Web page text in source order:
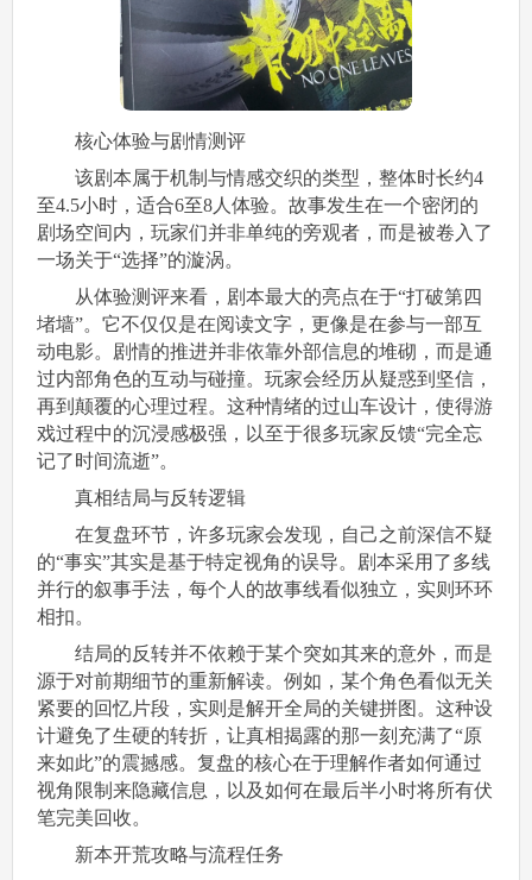
核心体验与剧情测评
该剧本属于机制与情感交织的类型，整体时长约4
至4.5小时，适合6至8人体验。故事发生在一个密闭的
剧场空间内，玩家们并非单纯的旁观者，而是被卷入了
一场关于“选择”的漩涡。
从体验测评来看，剧本最大的亮点在于“打破第四
堵墙”。它不仅仅是在阅读文字，更像是在参与一部互
动电影。剧情的推进并非依靠外部信息的堆砌，而是通
过内部角色的互动与碰撞。玩家会经历从疑惑到坚信，
再到颠覆的心理过程。这种情绪的过山车设计，使得游
戏过程中的沉浸感极强，以至于很多玩家反馈“完全忘
记了时间流逝”。
真相结局与反转逻辑
在复盘环节，许多玩家会发现，自己之前深信不疑
的“事实”其实是基于特定视角的误导。剧本采用了多线
并行的叙事手法，每个人的故事线看似独立，实则环环
相扣。
结局的反转并不依赖于某个突如其来的意外，而是
源于对前期细节的重新解读。例如，某个角色看似无关
紧要的回忆片段，实则是解开全局的关键拼图。这种设
计避免了生硬的转折，让真相揭露的那一刻充满了“原
来如此”的震撼感。复盘的核心在于理解作者如何通过
视角限制来隐藏信息，以及如何在最后半小时将所有伏
笔完美回收。
新本开荒攻略与流程任务